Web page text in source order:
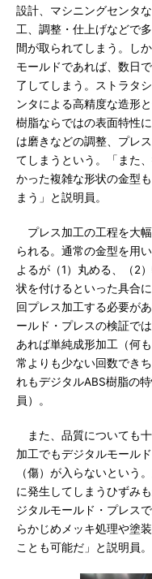
設計、マシニングセンタ
工、調整・仕上げなどで
間が取られてしまう。し
モールドであれば、数日
了してしまう。ストラタ
ンタによる高精度な造形
樹脂ならではの表面特性
は磨きなどの調整、プレ
てしまうという。「また
かった複雑な形状の金型
まう」と説明員。
プレス加工の工程を大
られる。通常の金型を用
よるが（1）丸める、（2
状を付けるといった具合
回プレス加工する必要が
ールド・プレスの検証で
あれば単純成形加工（何
常よりも少ない回数でき
れもデジタルABS樹脂の
員）。
また、品質についても
加工でもデジタルモール
（傷）が入らないという
に発生してしまうひずみ
ジタルモールド・プレス
らかじめメッキ処理や塗
ことも可能だ」と説明員。